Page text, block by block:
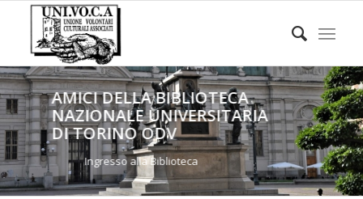
AMICI DELLA BIBLIOTECA
NAZIONALE UNIVERSITARIA
DI TORINO ODV
Ingresso alla Biblioteca